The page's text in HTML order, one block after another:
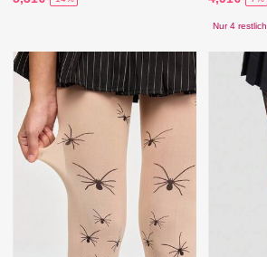
Nur 4 restlich